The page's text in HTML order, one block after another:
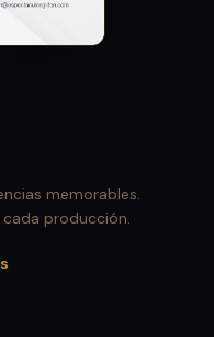
memorables.
cada producción.